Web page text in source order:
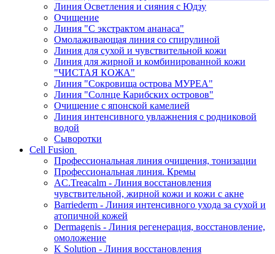
Линия Осветления и сияния с Юдзу
Очищение
Линия "С экстрактом ананаса"
Омолаживающая линия со спирулиной
Линия для сухой и чувствительной кожи
Линия для жирной и комбинированной кожи
"ЧИСТАЯ КОЖА"
Линия "Сокровища острова МУРЕА"
Линия "Солнце Карибских островов"
Очищение с японской камелией
Линия интенсивного увлажнения с родниковой
водой
Сыворотки
Cell Fusion
Профессиональная линия очищения, тонизации
Профессиональная линия. Кремы
AC.Treacalm - Линия восстановления
чувствительной, жирной кожи и кожи с акне
Barriederm - Линия интенсивного ухода за сухой и
атопичной кожей
Dermagenis - Линия регенерация, восстановление,
омоложение
K Solution - Линия восстановления